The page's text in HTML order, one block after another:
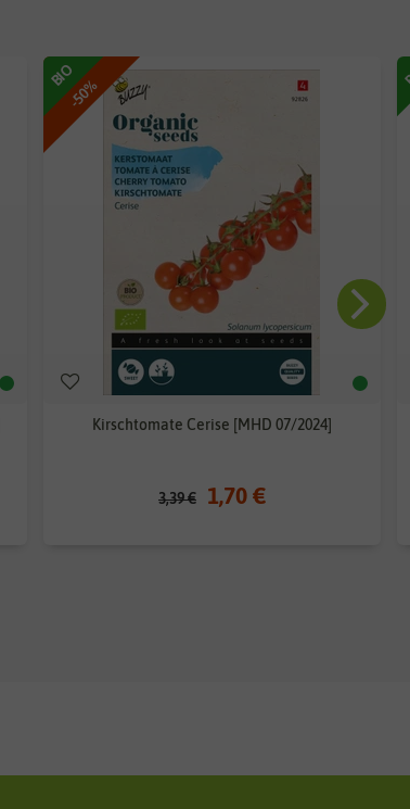
-50%
BIO
Kirschtomate Cerise [MHD 07/2024]
3,39 € 1,70 €